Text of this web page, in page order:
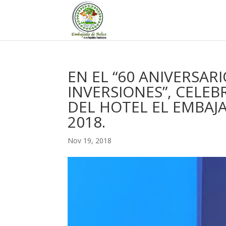
EN EL “60
INVERSIONES”,
DEL HOTEL EL
2018.
Nov 19, 2018